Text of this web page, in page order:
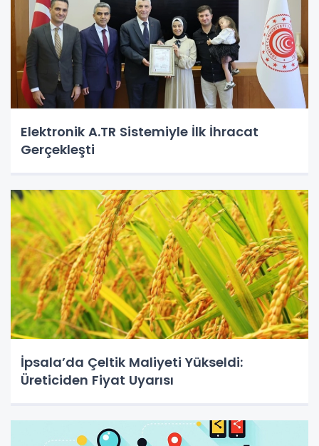
Elektronik A.TR Sistemiyle İlk İhracat
Gerçekleşti
İpsala’da Çeltik Maliyeti Yükseldi:
Üreticiden Fiyat Uyarısı